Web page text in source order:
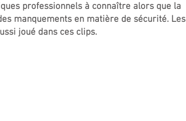
professionnels à connaître alors que la
manquements en matière de sécurité. Les
joué dans ces clips.